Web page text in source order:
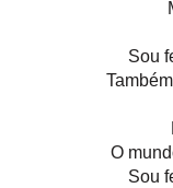
Sou
O
Sou